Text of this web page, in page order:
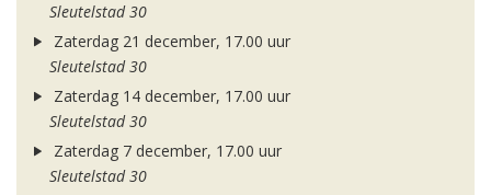
Sleutelstad 30
Zaterdag 21 december, 17.00 uur
Sleutelstad 30
Zaterdag 14 december, 17.00 uur
Sleutelstad 30
Zaterdag 7 december, 17.00 uur
Sleutelstad 30